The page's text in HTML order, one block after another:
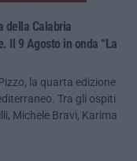
della Calabria
Il 9 Agosto in onda “La
la quarta edizione
Tra gli ospiti
Michele Bravi, Karima